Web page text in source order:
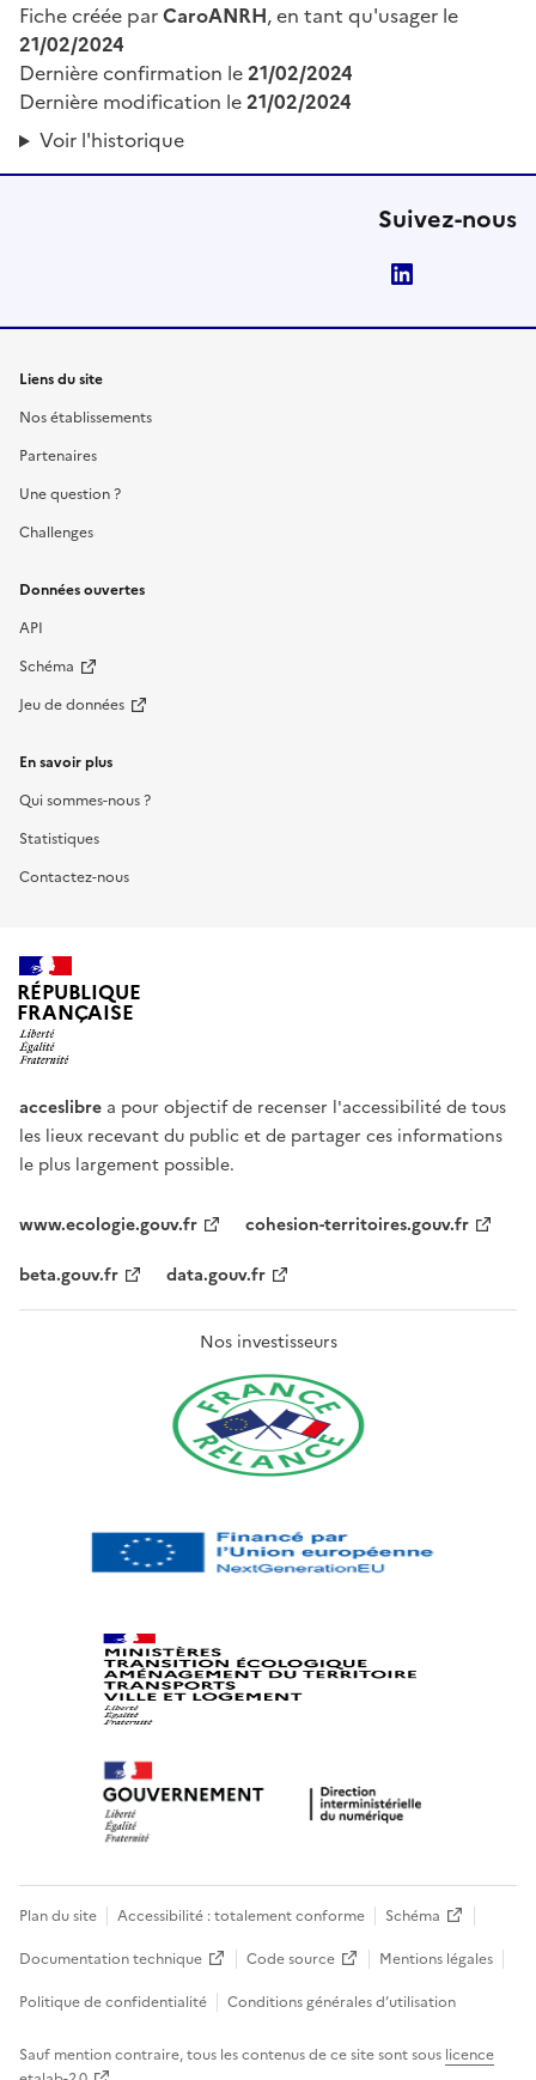
Fiche créée parCaroANRH, en tant qu'usager le
21/02/2024
Dernière confirmation le21/02/2024
Dernière modification le21/02/2024
Voir l'historique
Suivez-nous
Liens du site
Nos établissements
Partenaires
Une question ?
Challenges
Données ouvertes
API
Schéma
Jeu de données
En savoir plus
Qui sommes-nous ?
Statistiques
Contactez-nous
RÉPUBLIQUE
FRANÇAISE
acceslibre a pour objectif de recenser l'accessibilité de tous
les lieux recevant du public et de partager ces informations
le plus largement possible.
www.ecologie.gouv.fr
cohesion-territoires.gouv.fr
beta.gouv.fr
data.gouv.fr
Nos investisseurs
Plan du site Accessibilité : totalement conforme
Schéma
Documentation technique
Code source
Mentions légales
Politique de confidentialité
Conditions générales d’utilisation
Sauf mention contraire, tous les contenus de ce site sont sous licence